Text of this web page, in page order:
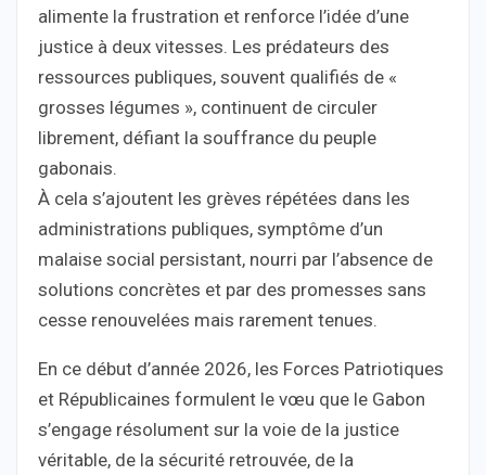
alimente la frustration et renforce l’idée d’une
justice à deux vitesses. Les prédateurs des
ressources publiques, souvent qualifiés de «
grosses légumes », continuent de circuler
librement, défiant la souffrance du peuple
gabonais.
À cela s’ajoutent les grèves répétées dans les
administrations publiques, symptôme d’un
malaise social persistant, nourri par l’absence de
solutions concrètes et par des promesses sans
cesse renouvelées mais rarement tenues.
En ce début d’année 2026, les Forces Patriotiques
et Républicaines formulent le vœu que le Gabon
s’engage résolument sur la voie de la justice
véritable, de la sécurité retrouvée, de la